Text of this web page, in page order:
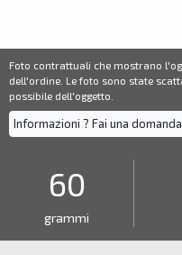
Foto contrattuali che mostrano
dell'ordine. Le foto sono state
possibile dell'oggetto.
Informazioni ? Fai una domanda
60
grammi